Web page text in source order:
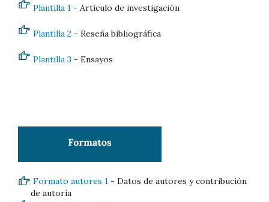
Plantilla 1 - Artículo de investigación
Plantilla 2 - Reseña bibliográfica
Plantilla 3 - Ensayos
Formato autores 1 - Datos de autores y contribución
de autoría